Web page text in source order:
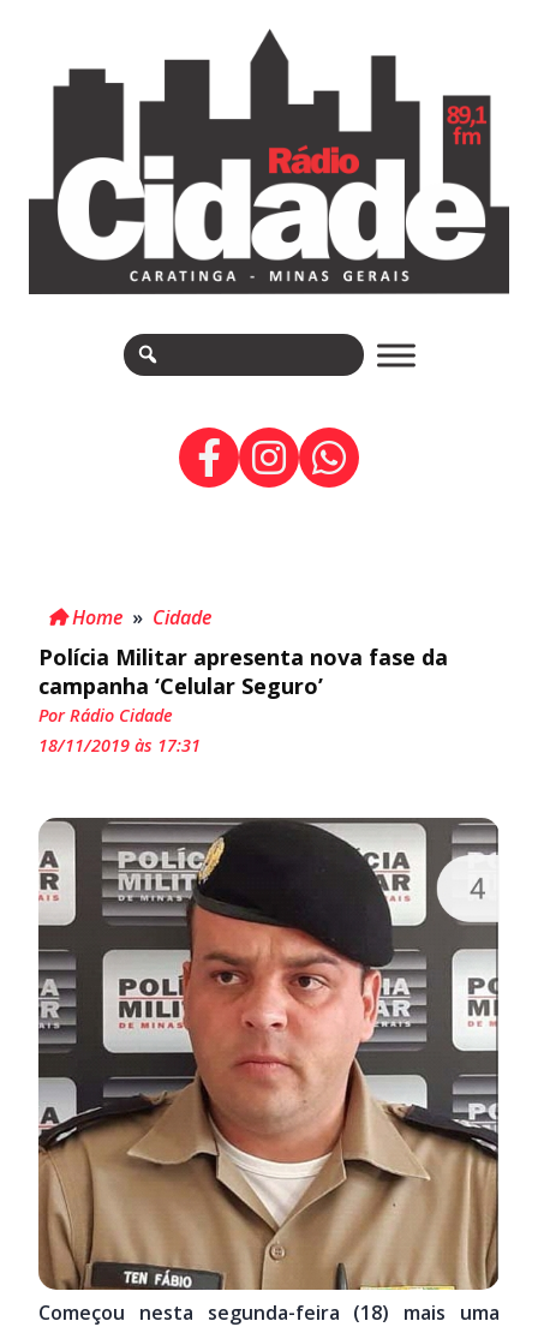
Home » Cidade
Polícia Militar apresenta nova fase da
campanha ‘Celular Seguro’
Por Rádio Cidade
18/11/2019 às 17:31
Começou nesta segunda-feira (18) mais uma